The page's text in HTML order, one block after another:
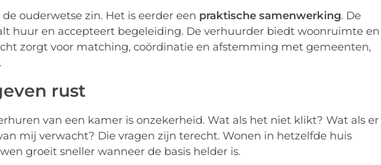
ouderwetse zin. Het is eerder een praktische samenwerking. De
huur en accepteert begeleiding. De verhuurder biedt woonruimte en
zorgt voor matching, coördinatie en afstemming met gemeenten,
rust
van een kamer is onzekerheid. Wat als het niet klikt? Wat als er
mij verwacht? Die vragen zijn terecht. Wonen in hetzelfde huis
groeit sneller wanneer de basis helder is.